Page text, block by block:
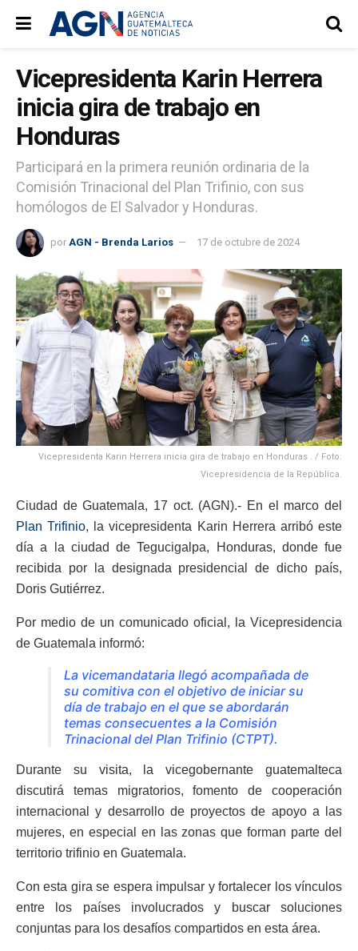
Vicepresidenta Karin Herrera
inicia gira de trabajo en
Honduras
Participará en la primera reunión ordinaria de la
Comisión Trinacional del Plan Trifinio, con sus
homólogos de El Salvador y Honduras.
por AGN - Brenda Larios 17 de octubre de 2024
Vicepresidenta Karin Herrera inicia gira de trabajo en Honduras . / Foto:
Vicepresidencia de la República.
Ciudad de Guatemala, 17 oct. (AGN).- En el marco del
Plan Trifinio, la vicepresidenta Karin Herrera arribó este
día a la ciudad de Tegucigalpa, Honduras, donde fue
recibida por la designada presidencial de dicho país,
Doris Gutiérrez.
Por medio de un comunicado oficial, la Vicepresidencia
de Guatemala informó:
La vicemandataria llegó acompañada de
su comitiva con el objetivo de iniciar su
día de trabajo en el que se abordarán
temas consecuentes a la Comisión
Trinacional del Plan Trifinio (CTPT).
Durante su visita, la vicegobernante guatemalteca
discutirá temas migratorios, fomento de cooperación
internacional y desarrollo de proyectos de apoyo a las
mujeres, en especial en las zonas que forman parte del
territorio trifinio en Guatemala.
Con esta gira se espera impulsar y fortalecer los vínculos
entre los países involucrados y buscar soluciones
conjuntas para los desafíos compartidos en esta área.